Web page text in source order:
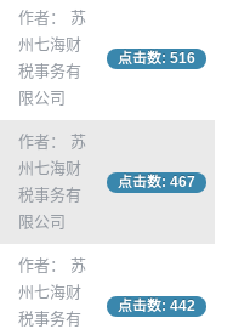
作者： 苏
州七海财
税事务有
限公司
点击数: 516
作者： 苏
州七海财
税事务有
限公司
点击数: 467
作者： 苏
州七海财
税事务有
点击数: 442